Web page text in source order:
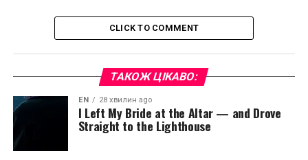
CLICK TO COMMENT
ТАКОЖ ЦІКАВО:
EN 28 хвилин ago
I Left My Bride at the Altar — and Drove
Straight to the Lighthouse